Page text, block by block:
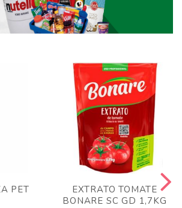
PET
EXTRATO TOMATE
BONARE SC GD 1,7KG